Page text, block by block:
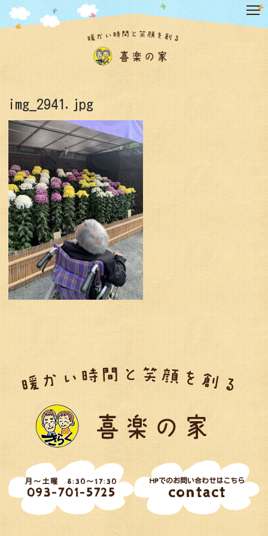
テ
ン
ツ
へ
ス
キ
ッ
プ
img_2941.jpg
月～土曜 8:30～17:30
093-701-5725
HPでのお問い合わせはこちら
contact